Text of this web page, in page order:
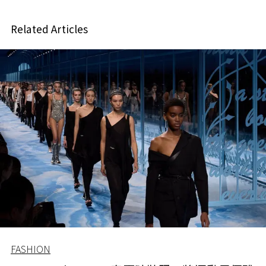
Related Articles
FASHION